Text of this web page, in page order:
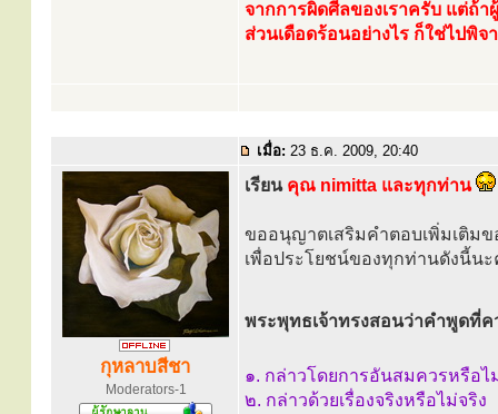
จากการผิดศีลของเราครับ แต่ถ้
ส่วนเดือดร้อนอย่างไร ก็ใช่ไปพิจ
เมื่อ: 23 ธ.ค. 2009, 20:40
กุหลาบสีชา
Moderators-1
เรียน คุณ nimitta และทุกท่าน
ขออนุญาตเสริมคำตอบเพิ่มเติม
เพื่อประโยชน์ของทุกท่านดังนี้นะ
พระพุทธเจ้าทรงสอนว่าคำพูดที่
๑. กล่าวโดยการอันสมควรหรือไ
๒. กล่าวด้วยเรื่องจริงหรือไม่จริง